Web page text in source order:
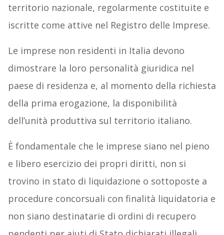
territorio nazionale, regolarmente costituite e
iscritte come attive nel Registro delle Imprese.
Le imprese non residenti in Italia devono
dimostrare la loro personalità giuridica nel
paese di residenza e, al momento della richiesta
della prima erogazione, la disponibilità
dell’unità produttiva sul territorio italiano.
È fondamentale che le imprese siano nel pieno
e libero esercizio dei propri diritti, non si
trovino in stato di liquidazione o sottoposte a
procedure concorsuali con finalità liquidatoria e
non siano destinatarie di ordini di recupero